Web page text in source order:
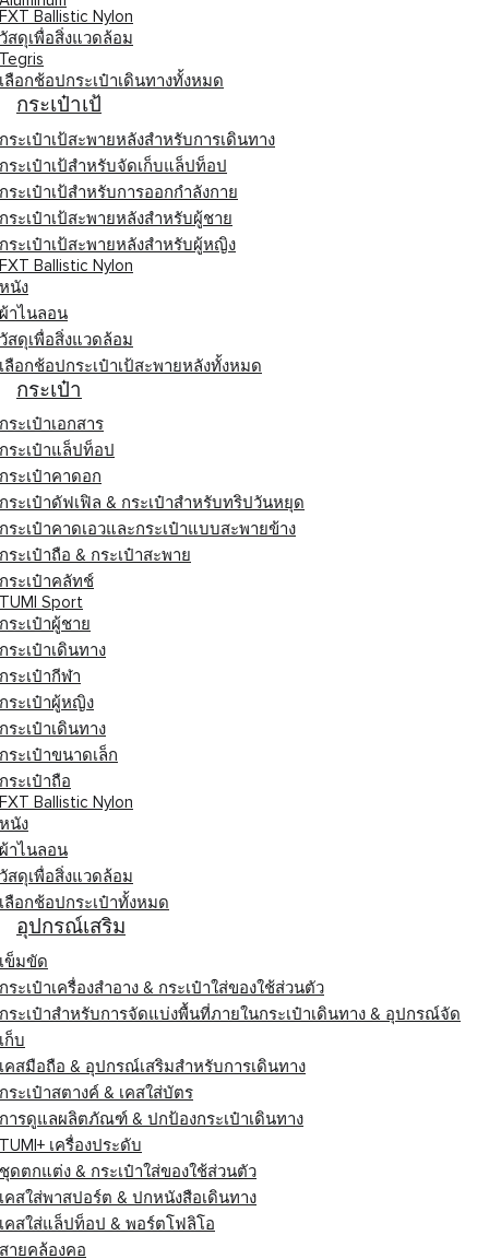
เลือกช้อปกระเป๋าเดินทางทั้งหมด
FXT Ballistic Nylon
วัสดุเพื่อสิ่งแวดล้อม
Tegris
กระเป๋าเป้
เลือกช้อปกระเป๋าเป้สะพายหลังทั้งหมด
กระเป๋าเป้สะพายหลังสำหรับการเดินทาง
กระเป๋าเป้สำหรับจัดเก็บแล็ปท็อป
กระเป๋าเป้สำหรับการออกกำลังกาย
กระเป๋าเป้สะพายหลังสำหรับผู้ชาย
กระเป๋าเป้สะพายหลังสำหรับผู้หญิง
FXT Ballistic Nylon
หนัง
ผ้าไนลอน
วัสดุเพื่อสิ่งแวดล้อม
กระเป๋า
เลือกช้อปกระเป๋าทั้งหมด
กระเป๋าเอกสาร
กระเป๋าแล็ปท็อป
กระเป๋าคาดอก
กระเป๋าดัฟเฟิล & กระเป๋าสำหรับทริปวันหยุด
กระเป๋าคาดเอวและกระเป๋าแบบสะพายข้าง
กระเป๋าถือ & กระเป๋าสะพาย
กระเป๋าคลัทช์
TUMI Sport
กระเป๋าผู้ชาย
กระเป๋าเดินทาง
กระเป๋ากีฬา
กระเป๋าผู้หญิง
กระเป๋าเดินทาง
กระเป๋าขนาดเล็ก
กระเป๋าถือ
FXT Ballistic Nylon
หนัง
ผ้าไนลอน
วัสดุเพื่อสิ่งแวดล้อม
อุปกรณ์เสริม
เข็มขัด
กระเป๋าเครื่องสำอาง & กระเป๋าใส่ของใช้ส่วนตัว
กระเป๋าสำหรับการจัดแบ่งพื้นที่ภายในกระเป๋าเดินทาง & อุปกรณ์จัด
เก็บ
เคสมือถือ & อุปกรณ์เสริมสำหรับการเดินทาง
กระเป๋าสตางค์ & เคสใส่บัตร
การดูแลผลิตภัณฑ์ & ปกป้องกระเป๋าเดินทาง
TUMI+ เครื่องประดับ
ชุดตกแต่ง & กระเป๋าใส่ของใช้ส่วนตัว
เคสใส่พาสปอร์ต & ปกหนังสือเดินทาง
เคสใส่แล็ปท็อป & พอร์ตโฟลิโอ
สายคล้องคอ